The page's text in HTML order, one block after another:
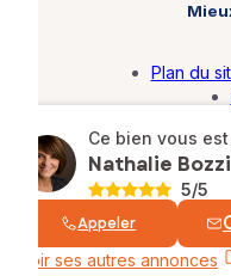
Ce bien vous
Nathalie Bozzi
5/5
Appeler
Voir ses autres annonces
© SAFTI
Plan du
Barème